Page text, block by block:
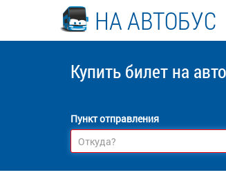
НА АВТОБУС
Купить билет на
Пункт отправления